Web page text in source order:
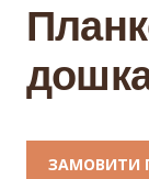
ЗАМОВИТИ